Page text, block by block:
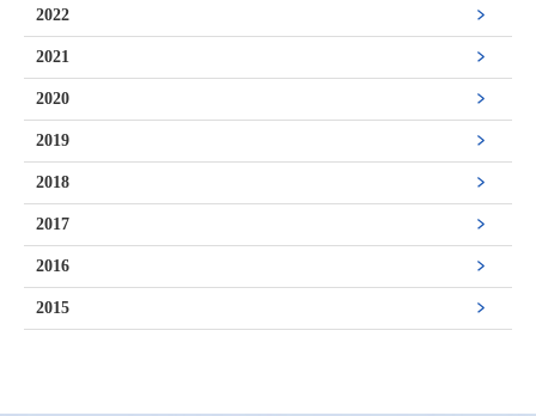
2022
2021
2020
2019
2018
2017
2016
2015